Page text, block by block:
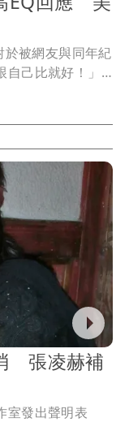
被網友與同年紀
己比就好！」
張凌赫補
室發出聲明表